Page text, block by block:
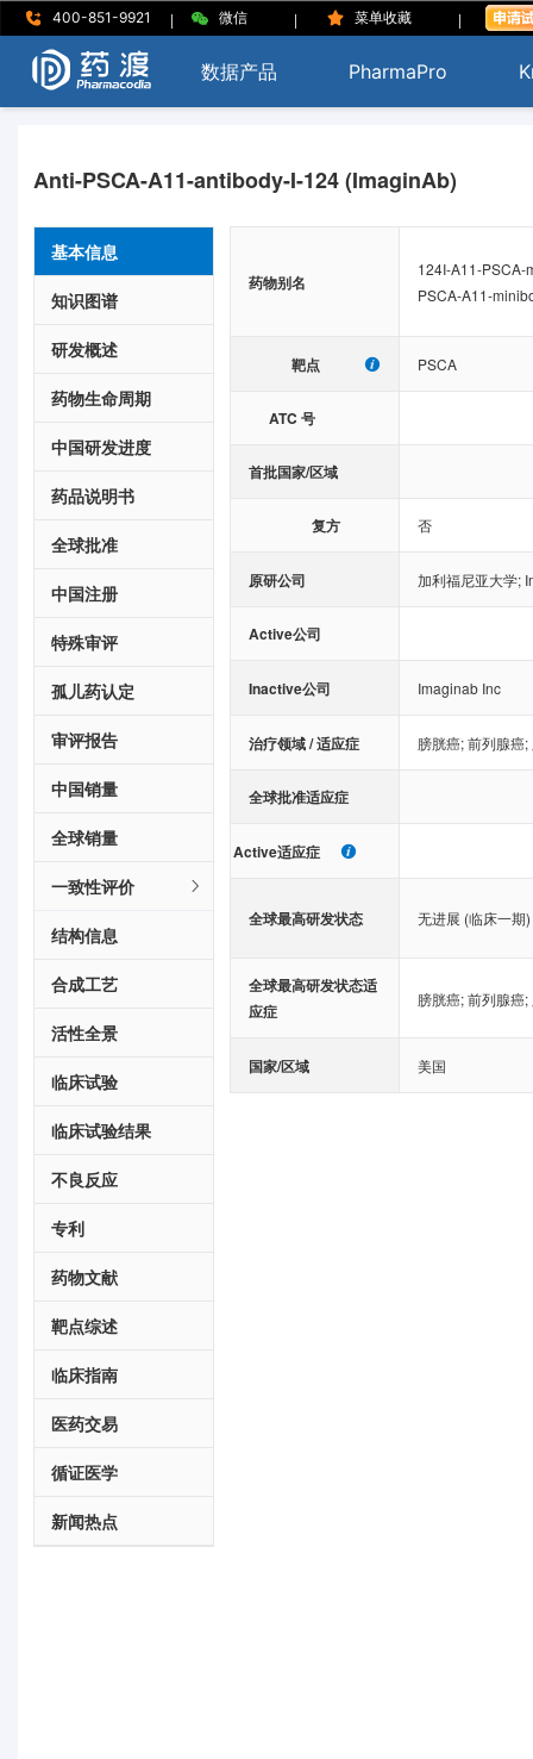
400-851-9921 | 微信 | 菜单收藏 |
数据产品 PharmaPro
Anti-PSCA-A11-antibody-I-124 (ImaginAb)
基本信息
知识图谱
研发概述
药物生命周期
中国研发进度
药品说明书
全球批准
中国注册
特殊审评
孤儿药认定
审评报告
中国销量
全球销量
一致性评价
结构信息
合成工艺
活性全景
临床试验
临床试验结果
不良反应
专利
药物文献
靶点综述
临床指南
医药交易
循证医学
新闻热点
药物别名
124I-A11-PSCA-
PSCA-A11-
靶点 PSCA
ATC 号
首批国家/区域
复方 否
原研公司 加利福尼亚大学;
Active公司
Inactive公司 Imaginab Inc
治疗领域 / 适应症 膀胱癌;前列腺癌;
全球批准适应症
Active适应症
全球最高研发状态 无进展 (临床一期)
全球最高研发状态适
应症
膀胱癌;前列腺癌;
国家/区域 美国